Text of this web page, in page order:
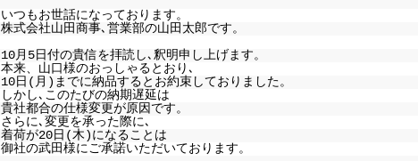
いつもお世話になっております。
株式会社山田商事､営業部の山田太郎です。
10月5日付の貴信を拝読し､釈明申し上げます。
本来、山口様のおっしゃるとおり､
10日(月)までに納品するとお約束しておりました。
しかし､このたびの納期遅延は
貴社都合の仕様変更が原因です。
さらに､変更を承った際に､
着荷が20日(木)になることは
御社の武田様にご承諾いただいております。